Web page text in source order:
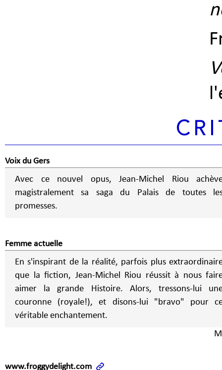
Voix du Gers
Avec ce nouvel opus, Jean-Michel Riou
magistralement sa saga du Palais de toutes
promesses.
Femme actuelle
En s'inspirant de la réalité, parfois plus
que la fiction, Jean-Michel Riou réussit à nous
aimer la grande Histoire. Alors, tressons-lui
couronne (royale!), et disons-lui "bravo" pour
véritable enchantement.
www.froggydelight.com